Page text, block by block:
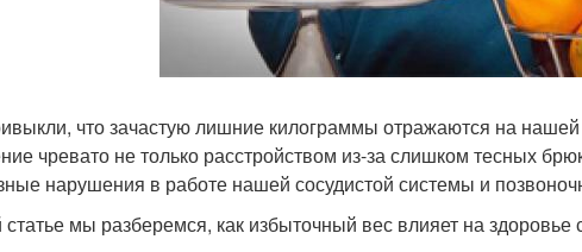
что зачастую лишние килограммы отражаются на
чревато не только расстройством из-за слишком тесных
нарушения в работе нашей сосудистой системы и
статье мы разберемся, как избыточный вес влияет на здоровье